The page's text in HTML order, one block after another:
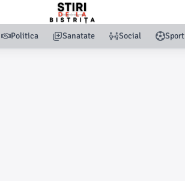
Politica Sanatate Social Sport